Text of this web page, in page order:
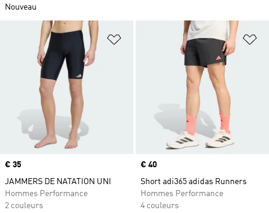
Nouveau
Ajouter à la Liste de produits
Prix
€ 35
JAMMERS DE NATATION UNI
Hommes Performance
2 couleurs
Prix
€ 40
Short adi365 adidas Runners
Hommes Performance
4 couleurs